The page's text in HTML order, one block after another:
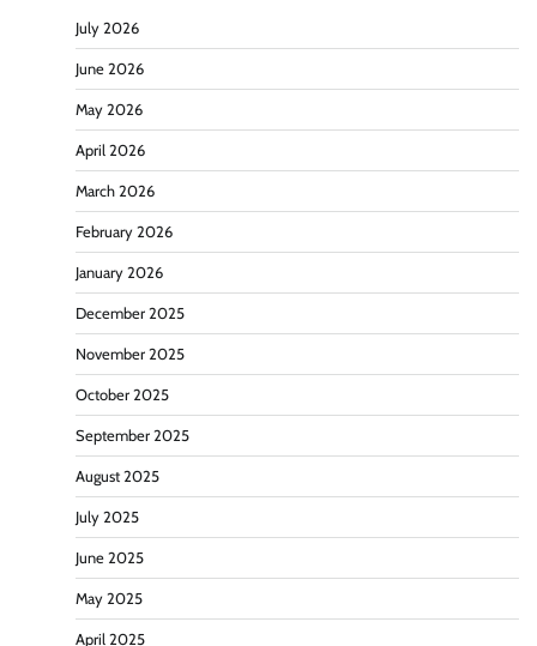
July 2026
June 2026
May 2026
April 2026
March 2026
February 2026
January 2026
December 2025
November 2025
October 2025
September 2025
August 2025
July 2025
June 2025
May 2025
April 2025